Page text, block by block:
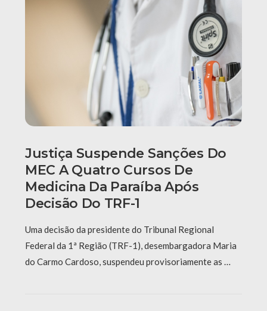
Justiça Suspende Sanções Do
MEC A Quatro Cursos De
Medicina Da Paraíba Após
Decisão Do TRF-1
Uma decisão da presidente do Tribunal Regional
Federal da 1ª Região (TRF-1), desembargadora Maria
do Carmo Cardoso, suspendeu provisoriamente as …